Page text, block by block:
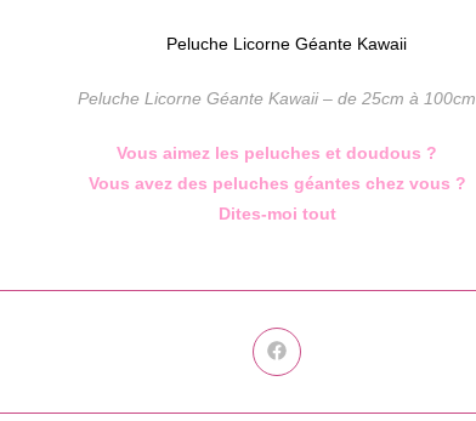
Peluche Licorne Géante Kawaii – de 25cm à 100cm
Vous aimez les peluches et doudous ?
Vous avez des peluches géantes chez vous ?
Dites-moi tout
Ouvrir
dans
autre